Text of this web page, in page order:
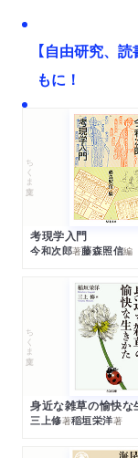
【自由研究、
もに！
ちくま文庫
考現学入門
今和次郎著藤森照信編
ちくま文庫
身近な雑草の愉快な
三上修著稲垣栄洋著